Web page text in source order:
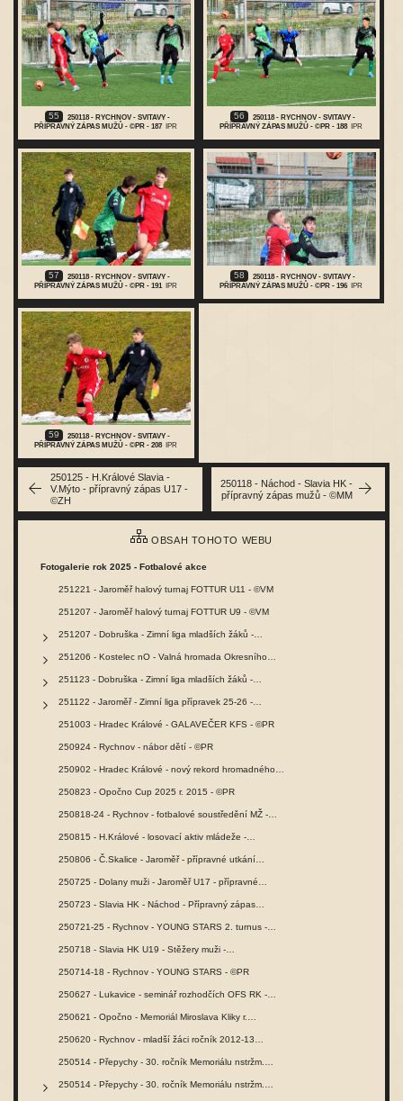
55
250118 - RYCHNOV - SVITAVY -
PŘÍPRAVNÝ ZÁPAS MUŽŮ - ©PR - 187
IPR
56
250118 - RYCHNOV - SVITAVY -
PŘÍPRAVNÝ ZÁPAS MUŽŮ - ©PR - 188
IPR
57
250118 - RYCHNOV - SVITAVY -
PŘÍPRAVNÝ ZÁPAS MUŽŮ - ©PR - 191
IPR
58
250118 - RYCHNOV - SVITAVY -
PŘÍPRAVNÝ ZÁPAS MUŽŮ - ©PR - 196
IPR
59
250118 - RYCHNOV - SVITAVY -
PŘÍPRAVNÝ ZÁPAS MUŽŮ - ©PR - 208
IPR
250125 - H.Králové Slavia -
V.Mýto - přípravný zápas U17 -
©ZH
250118 - Náchod - Slavia HK -
přípravný zápas mužů - ©MM
OBSAH TOHOTO WEBU
Fotogalerie rok 2025 - Fotbalové akce
251221 - Jaroměř halový turnaj FOTTUR U11 - ©VM
251207 - Jaroměř halový turnaj FOTTUR U9 - ©VM
251207 - Dobruška - Zimní liga mladších žáků -…
251206 - Kostelec nO - Valná hromada Okresního…
251123 - Dobruška - Zimní liga mladších žáků -…
251122 - Jaroměř - Zimní liga přípravek 25-26 -…
251003 - Hradec Králové - GALAVEČER KFS - ©PR
250924 - Rychnov - nábor dětí - ©PR
250902 - Hradec Králové - nový rekord hromadného…
250823 - Opočno Cup 2025 r. 2015 - ©PR
250818-24 - Rychnov - fotbalové soustředění MŽ -…
250815 - H.Králové - losovací aktiv mládeže -…
250806 - Č.Skalice - Jaroměř - přípravné utkání…
250725 - Dolany muži - Jaroměř U17 - přípravné…
250723 - Slavia HK - Náchod - Přípravný zápas…
250721-25 - Rychnov - YOUNG STARS 2. turnus -…
250718 - Slavia HK U19 - Stěžery muži -…
250714-18 - Rychnov - YOUNG STARS - ©PR
250627 - Lukavice - seminář rozhodčích OFS RK -…
250621 - Opočno - Memoriál Miroslava Kliky r.…
250620 - Rychnov - mladší žáci ročník 2012-13…
250514 - Přepychy - 30. ročník Memoriálu nstržm.…
250514 - Přepychy - 30. ročník Memoriálu nstržm.…